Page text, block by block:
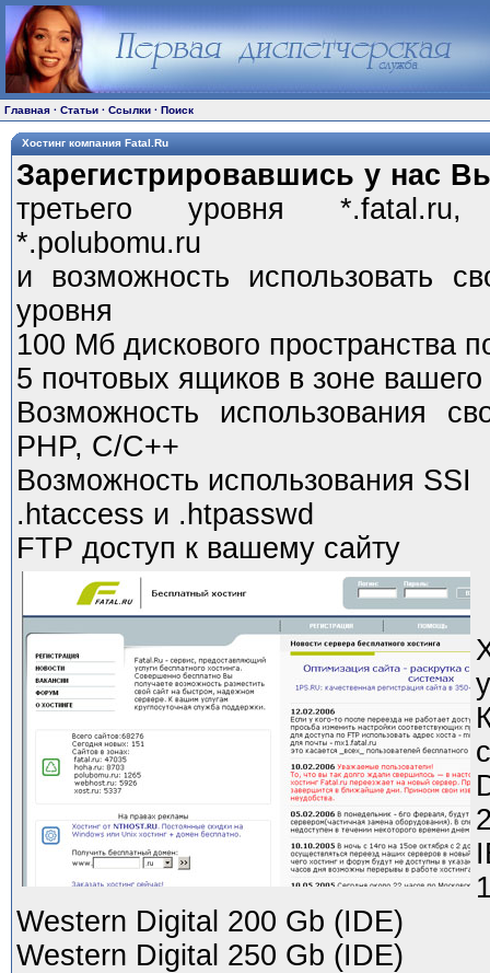
Главная · Статьи · Ссылки · Поиск
Хостинг компания Fatal.Ru
Зарегистрировавшись у нас
третьего уровня
*.polubomu.ru
и возможность использовать
уровня
100 Мб дискового пространства
5 почтовых ящиков в зоне
Возможность использования
PHP, C/C++
Возможность использования SSI
.htaccess и .htpasswd
FTP доступ к вашему сайту
Western Digital 200 Gb (IDE)
Western Digital 250 Gb (IDE)